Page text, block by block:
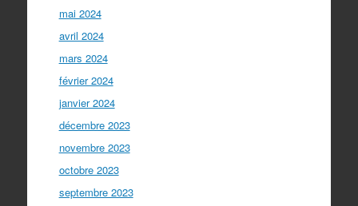
mai 2024
avril 2024
mars 2024
février 2024
janvier 2024
décembre 2023
novembre 2023
octobre 2023
septembre 2023